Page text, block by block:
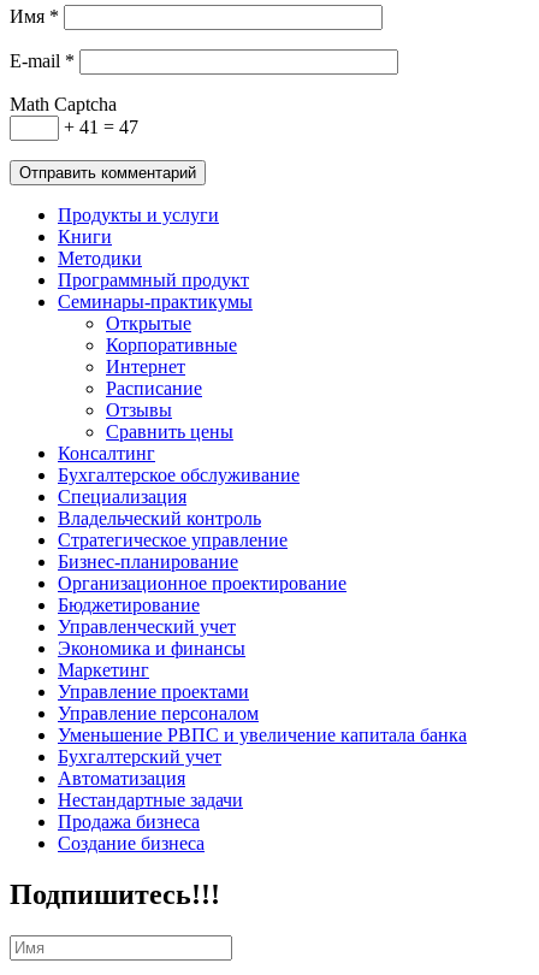
Имя *
E-mail *
Math Captcha
+ 41 = 47
Продукты и услуги
Книги
Методики
Программный продукт
Семинары-практикумы
Открытые
Корпоративные
Интернет
Расписание
Отзывы
Сравнить цены
Консалтинг
Бухгалтерское обслуживание
Специализация
Владельческий контроль
Стратегическое управление
Бизнес-планирование
Организационное проектирование
Бюджетирование
Управленческий учет
Экономика и финансы
Маркетинг
Управление проектами
Управление персоналом
Уменьшение РВПС и увеличение капитала банка
Бухгалтерский учет
Автоматизация
Нестандартные задачи
Продажа бизнеса
Создание бизнеса
Подпишитесь!!!